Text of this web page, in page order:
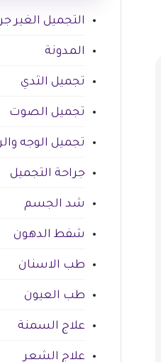
التجميل الغير
المدونة
تجميل الثدي
تجميل الصوت
تجميل الوجه
جراحة التجميل
شد الجسم
شفط الدهون
طب الاسنان
طب العيون
علاج السمنة
علاج الشعر